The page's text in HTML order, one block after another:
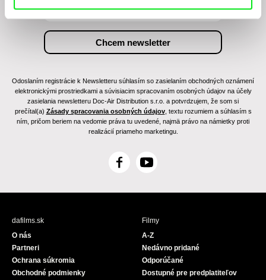
Odoslaním registrácie k Newsletteru súhlasím so zasielaním obchodných oznámení
elektronickými prostriedkami a súvisiacim spracovaním osobných údajov na účely
zasielania newsletteru Doc-Air Distribution s.r.o. a potvrdzujem, že som si
prečítal(a) Zásady spracovania osobných údajov, textu rozumiem a súhlasím s
ním, pričom beriem na vedomie práva tu uvedené, najmä právo na námietky proti
realizácií priameho marketingu.
F
c
Y
u
e
dafilms.sk
O nás
Partneri
Ochrana súkromia
Obchodné podmienky
Filmy
A-Z
Nedávno pridané
Odporúčané
Dostupné pre predplatiteľov